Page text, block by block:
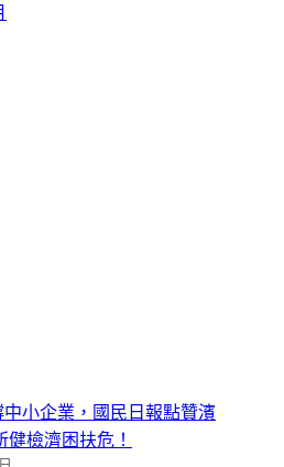
中小企業，國民日報點贊濱
健檢濟困扶危！